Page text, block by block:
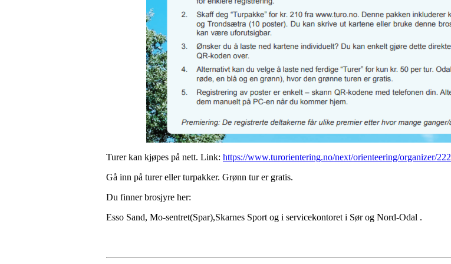
Turer kan kjøpes på nett. Link: https://www.turorientering.no/next/orienteering/organizer/222
Gå inn på turer eller turpakker. Grønn tur er gratis.
Du finner brosjyre her:
Esso Sand, Mo-sentret(Spar),Skarnes Sport og i servicekontoret i Sør og Nord-Odal .